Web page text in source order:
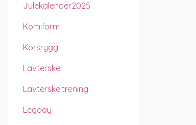
Julekalender2025
Komiform
Korsrygg
Lavterskel
Lavterskeltrening
Legday